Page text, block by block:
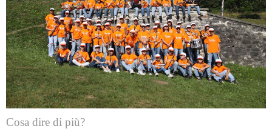
Cosa dire di più?